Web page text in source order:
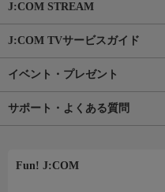
J:COM STREAM
J:COM TVサービスガイド
イベント・プレゼント
サポート・よくある質問
Fun! J:COM